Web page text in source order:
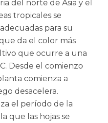
del norte de Asia y el
tropicales se
para su
da el color más
que ocurre a una
Desde el comienzo
comienza a
desacelera.
el período de la
que las hojas se